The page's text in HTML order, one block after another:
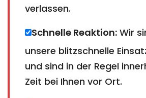
verlassen.
Schnelle Reaktion: Wir
unsere blitzschnelle
und sind in der Regel
Zeit bei Ihnen vor Ort.